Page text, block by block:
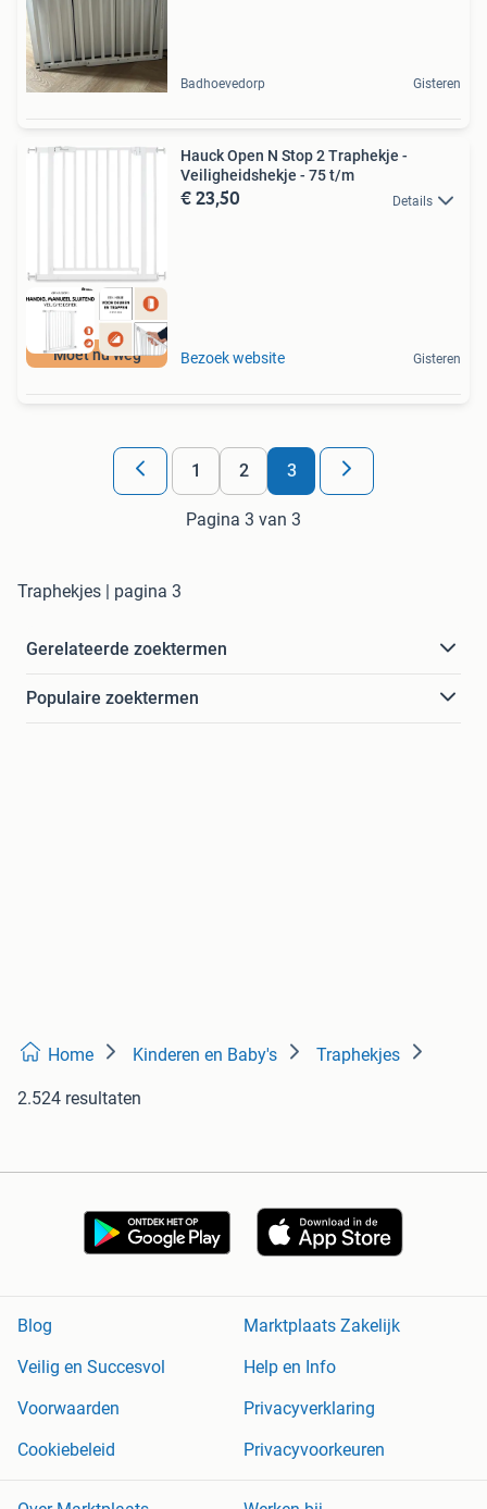
Badhoevedorp Gisteren
Moet nu weg
Hauck Open N Stop 2 Traphekje -
Veiligheidshekje - 75 t/m
€ 23,50 Details
Bezoek website Gisteren
1 2 3
Pagina 3 van 3
Traphekjes | pagina 3
Gerelateerde zoektermen
Populaire zoektermen
Home Kinderen en Baby's Traphekjes
2.524 resultaten
Blog
Marktplaats Zakelijk
Veilig en Succesvol
Help en Info
Voorwaarden
Privacyverklaring
Cookiebeleid
Privacyvoorkeuren